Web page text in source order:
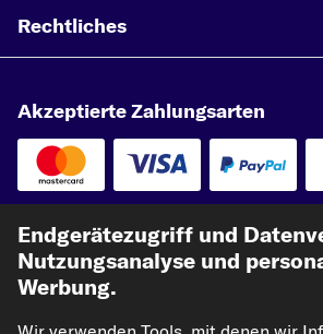
Rechtliches
Akzeptierte Zahlungsarten
Unsere Versandpartner
Endgerätezugriff und
Nutzungsanalyse und
Werbung.